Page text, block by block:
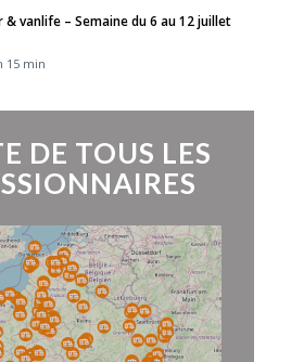
& vanlife – Semaine du 6 au 12 juillet
15 min
DE TOUS LES